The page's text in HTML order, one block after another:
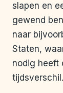
slapen en
gewend
naar
Staten,
nodig heeft
tijdsverschil.